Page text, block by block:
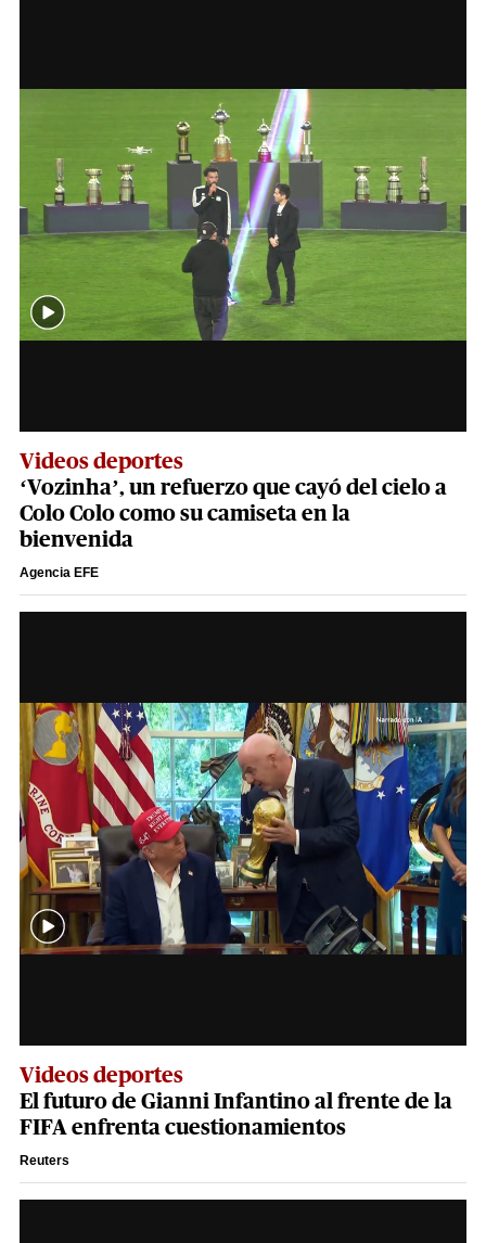
Videos deportes
‘Vozinha’, un refuerzo que cayó del cielo a
Colo Colo como su camiseta en la
bienvenida
Agencia EFE
Videos deportes
El futuro de Gianni Infantino al frente de la
FIFA enfrenta cuestionamientos
Reuters